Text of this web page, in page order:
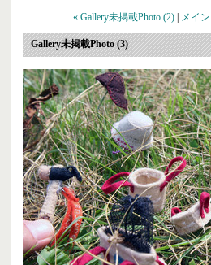
« Gallery未掲載Photo (2) メイン
Gallery未掲載Photo (3)